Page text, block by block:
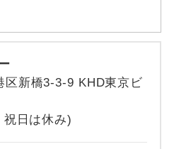
区新橋3-3-9 KHD東京ビ
日は休み)